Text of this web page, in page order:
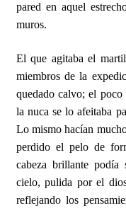
pared en aquel
muros.
El que agitaba el
miembros de la
quedado calvo; el
la nuca se lo afeitaba
Lo mismo hacían
perdido el pelo de
cabeza brillante podía
cielo, pulida por el
reflejando los